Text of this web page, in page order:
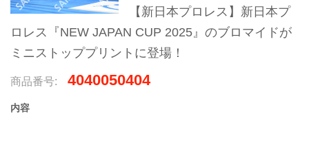
【新日本プロレス】新日本プ
ロレス『NEW JAPAN CUP 2025』のブロマイドが
ミニストッププリントに登場！
商品番号: 4040050404
内容